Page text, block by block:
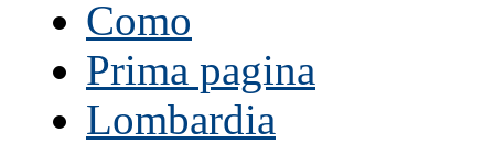
Como
Prima pagina
Lombardia